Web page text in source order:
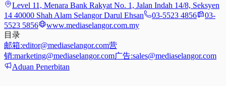
Level 11, Menara Bank Rakyat No. 1, Jalan Indah 14/8, Seksyen
14 40000 Shah Alam Selangor Darul Ehsan
03-5523 4856
03-
5523 5856
www.mediaselangor.com.my
目录
邮箱:editor@mediaselangor.com营
销:marketing@mediaselangor.com广告:sales@mediaselangor.com
Aduan Penerbitan